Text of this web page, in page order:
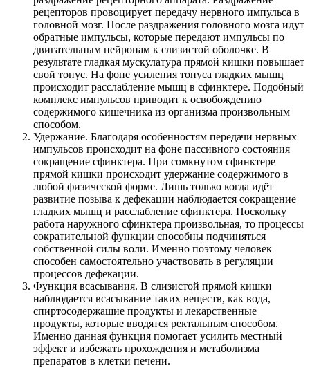
рецепторов провоцирует передачу нервного импульса в
головной мозг. После раздражения головного мозга идут
обратные импульсы, которые передают импульсы по
двигательным нейронам к слизистой оболочке. В
результате гладкая мускулатура прямой кишки повышает
свой тонус. На фоне усиления тонуса гладких мышц
происходит расслабление мышц в сфинктере. Подобный
комплекс импульсов приводит к освобождению
содержимого кишечника из организма произвольным
способом.
Удержание. Благодаря особенностям передачи нервных
импульсов происходит на фоне пассивного состояния
сокращение сфинктера. При сомкнутом сфинктере
прямой кишки происходит удержание содержимого в
любой физической форме. Лишь только когда идёт
развитие позыва к дефекации наблюдается сокращение
гладких мышц и расслабление сфинктера. Поскольку
работа наружного сфинктера произвольная, то процессы
сократительной функции способны подчиняться
собственной силы воли. Именно поэтому человек
способен самостоятельно участвовать в регуляции
процессов дефекации.
Функция всасывания. В слизистой прямой кишки
наблюдается всасывание таких веществ, как вода,
спиртосодержащие продукты и лекарственные
продукты, которые вводятся ректальным способом.
Именно данная функция помогает усилить местный
эффект и избежать прохождения и метаболизма
препаратов в клетки печени.